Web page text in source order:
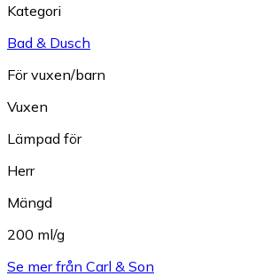
Kategori
Bad & Dusch
För vuxen/barn
Vuxen
Lämpad för
Herr
Mängd
200 ml/g
Se mer från Carl & Son